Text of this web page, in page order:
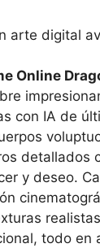
arte digital
Online
con IA de
detallados
y deseo.
todo en